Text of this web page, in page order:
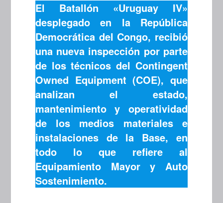
El Batallón «Uruguay IV»
desplegado en la República
Democrática del Congo, recibió
una nueva inspección por parte
de los técnicos del Contingent
Owned Equipment (COE), que
analizan el estado,
mantenimiento y operatividad
de los medios materiales e
instalaciones de la Base, en
todo lo que refiere al
Equipamiento Mayor y Auto
Sostenimiento.